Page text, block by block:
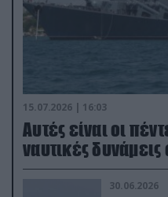
15.07.2026 | 16:03
Aυτές είναι οι
ναυτικές
30.06.2026